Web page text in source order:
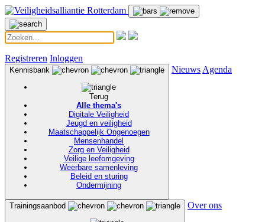
Registreren Inloggen
Kennisbank
Terug
Alle thema's
Digitale Veiligheid
Jeugd en veiligheid
Maatschappelijk Ongenoegen
Mensenhandel
Zorg en Veiligheid
Veilige leefomgeving
Weerbare samenleving
Beleid en sturing
Ondermijning
Nieuws Agenda
Trainingsaanbod Over ons